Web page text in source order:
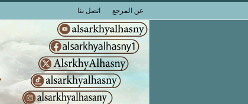
عن المرجع اتصل بنا